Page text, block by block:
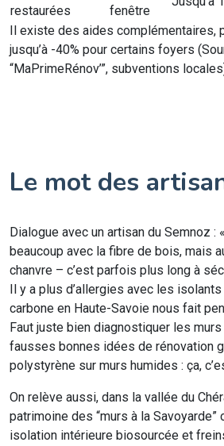
restaurées fenêtre
Il existe des aides complémentaires,
jusqu’à -40% pour certains foyers
“MaPrimeRénov’”, subventions
Le mot des
Dialogue avec un artisan du Semnoz :
beaucoup avec la fibre de bois, mais
chanvre – c’est parfois plus long à
Il y a plus d’allergies avec les
carbone en Haute-Savoie nous fait
Faut juste bien diagnostiquer les murs
fausses bonnes idées de rénovation
polystyrène sur murs humides : ça,
On relève aussi, dans la vallée du
patrimoine des “murs à la Savoyarde”
isolation intérieure biosourcée et